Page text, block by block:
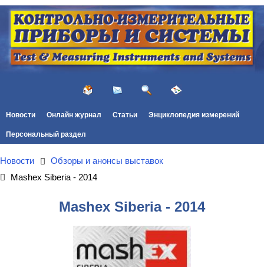
Новости Онлайн журнал Статьи Энциклопедия измерений
Персональный раздел
Новости
Обзоры и анонсы выставок
Mashex Siberia - 2014
Mashex Siberia - 2014